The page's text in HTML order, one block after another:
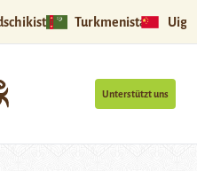
Turkmenistan
Unterstützt uns